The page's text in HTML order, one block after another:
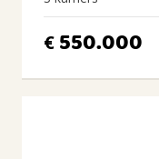
€ 550.000